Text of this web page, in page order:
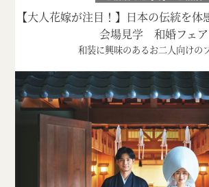
【大人花嫁が注目！】日本の伝統を
会場見学 和婚フェア
和装に興味のあるお二人向けの